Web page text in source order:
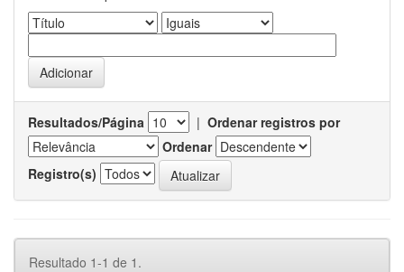
Resultados/Página | Ordenar registros por
Ordenar
Registro(s)
Resultado 1-1 de 1.